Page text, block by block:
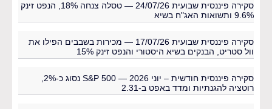
סקירה פיננסית שבועית 24/07/26 — טסלה צנחה 18%, הנפט זינק
9.6% ותשואות האג"ח בשיא
סקירה פיננסית שבועית 17/07/26 — מכירות בשבבים הפילו את
וול סטריט, הבנקים בשיא היסטורי והנפט זינק 15%
רוטציה להגנתיות ומדד באפט ב-2.31